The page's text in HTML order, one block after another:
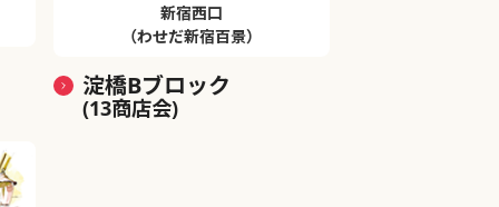
新宿西口
（わせだ新宿百景）
淀橋Bブロック
(13商店会)